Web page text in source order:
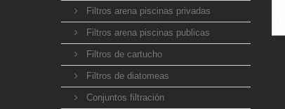
Filtros arena piscinas privadas
Filtros arena piscinas publicas
Filtros de cartucho
Filtros de diatomeas
Conjuntos filtración